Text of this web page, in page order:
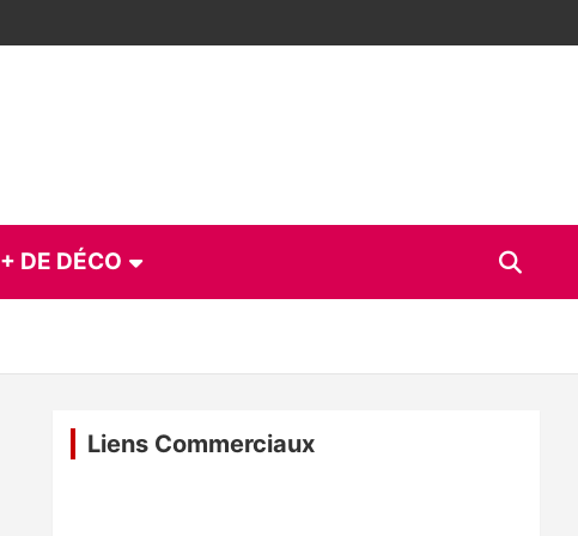
+ DE DÉCO
Liens Commerciaux